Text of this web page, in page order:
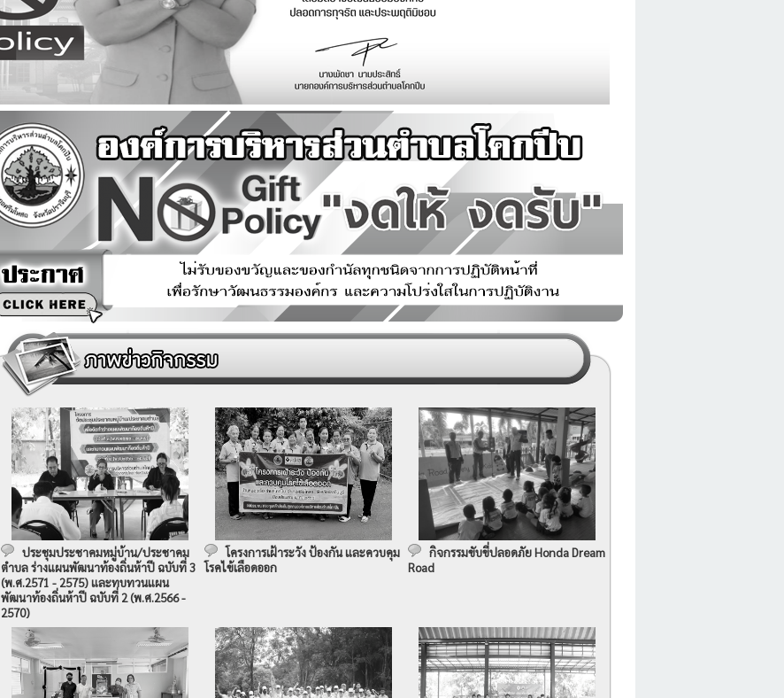
ประชุมประชาคมหมู่บ้าน/ประชาคม
ตำบล ร่างแผนพัฒนาท้องถิ่นห้าปี ฉบับที่ 3
(พ.ศ.2571 - 2575) และทบทวนแผน
พัฒนาท้องถิ่นห้าปี ฉบับที่ 2 (พ.ศ.2566 -
2570)
โครงการเฝ้าระวัง ป้องกัน และควบคุม
โรคไข้เลือดออก
กิจกรรมขับขี่ปลอดภัย Honda Dream
Road